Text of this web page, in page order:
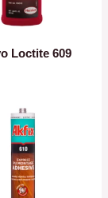
Loctite 609